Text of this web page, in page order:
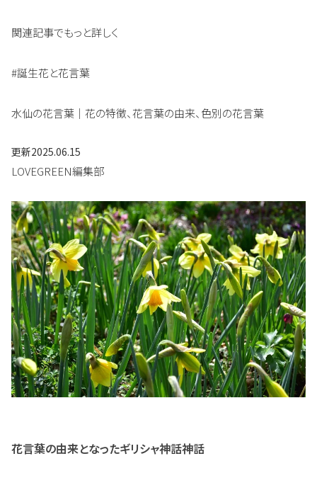
関連記事でもっと詳しく
#誕生花と花言葉
水仙の花言葉｜花の特徴、花言葉の由来、色別の花言葉
更新2025.06.15
LOVEGREEN編集部
花言葉の由来となったギリシャ神話神話